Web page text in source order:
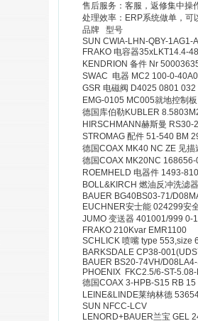
售后服务：客服，返修集中操
处理效率：ERP系统做单，可
品牌 型号
SUN CWIA-LHN-QBY-
FRAKO 电容器
KENDRION 备件 Nr
SWAC 电器 MC2 100-
GSR 电磁阀 D4025
EMG-0105 MC005就
德国库伯勒KUBLER
HIRSCHMANN赫斯曼
STROMAG 配件 51-540
德国COAX MK40 NC
德国COAX MK20NC
ROEMHELD 电器件
BOLL&KIRCH 燃油反冲
BAUER BG40BS03-71/
EUCHNER安士能
JUMO 变送器 401001/
FRAKO 210Kvar
SCHLICK 喷嘴 type
BARKSDALE CP38-
BAUER BS20-74VH/
PHOENIX FKC2.5/6-
德国COAX 3-HPB-S15
LEINE&LINDE莱纳林德
SUN NFCC-LCV
LENORD+BAUER兰宝